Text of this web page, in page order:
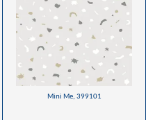
Mini Me, 399101